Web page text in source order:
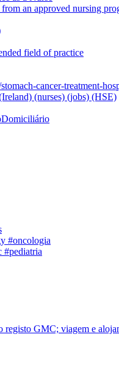
an approved nursing
field of practice
cancer-treatment-
(nurses) (jobs) (HSE)
#oncologia
#pediatria
registo GMC; viagem e